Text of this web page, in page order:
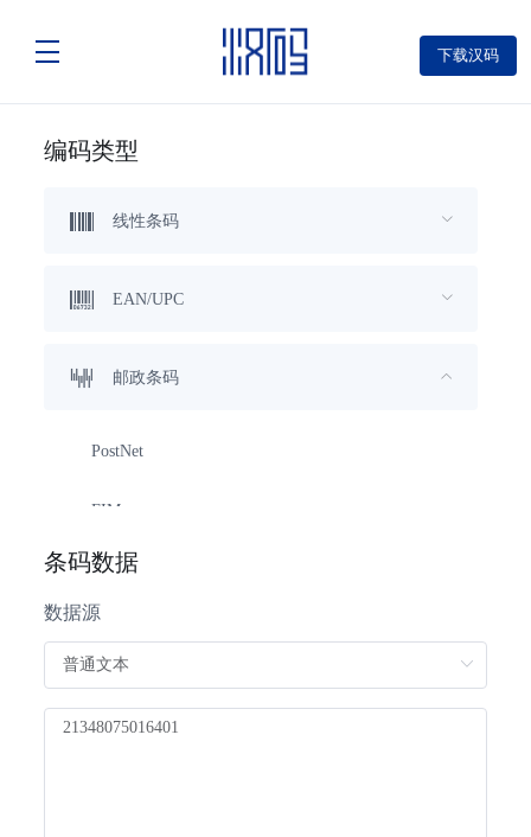
下载汉码
编码类型
线性条码
EAN/UPC
邮政条码
PostNet
FIM
Royal Dutch TPG Post KIX
Japan Post 4 State Customer Code
条码数据
数据源